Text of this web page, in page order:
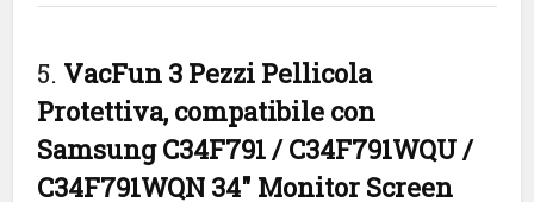
5. VacFun 3 Pezzi Pellicola
Protettiva, compatibile con
Samsung C34F791 / C34F791WQU /
C34F791WQN 34″ Monitor Screen